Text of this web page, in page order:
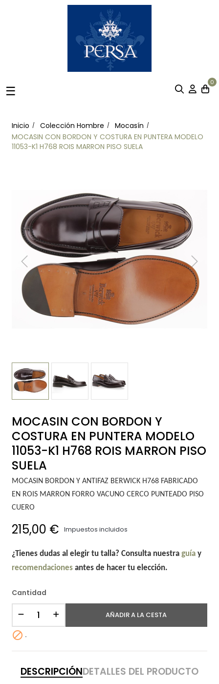
Navegación
☰
0
Inicio Colección Hombre
Mocasín
MOCASIN CON BORDON Y COSTURA EN PUNTERA MODELO
11053-K1 H768 ROIS MARRON PISO SUELA
MOCASIN CON BORDON Y
COSTURA EN PUNTERA MODELO
11053-K1 H768 ROIS MARRON PISO
SUELA
MOCASIN BORDON Y ANTIFAZ BERWICK H768 FABRICADO
EN ROIS MARRON FORRO VACUNO CERCO PUNTEADO PISO
CUERO
215,00 € Impuestos incluidos
¿Tienes dudas al elegir tu talla? Consulta nuestra guíay
recomendacionesantes de hacer tu elección.
Cantidad
AÑADIR A LA CESTA
 .
DESCRIPCIÓNDETALLES DEL PRODUCTO